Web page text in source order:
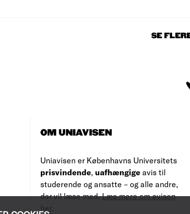
SE
OM UNIAVISEN
Uniavisen er Københavns Universitets
prisvindende, uafhængige avis til
studerende og ansatte – og alle andre,
der vil læse med.Læs mere om avisen
her